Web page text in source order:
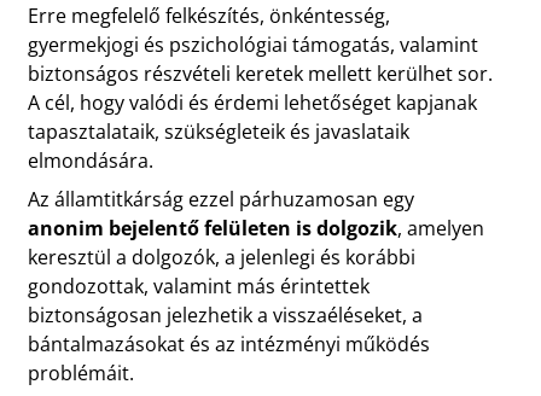
Erre megfelelő felkészítés, önkéntesség,
gyermekjogi és pszichológiai támogatás, valamint
biztonságos részvételi keretek mellett kerülhet sor.
A cél, hogy valódi és érdemi lehetőséget kapjanak
tapasztalataik, szükségleteik és javaslataik
elmondására.
Az államtitkárság ezzel párhuzamosan egy
anonim bejelentő felületen is dolgozik, amelyen
keresztül a dolgozók, a jelenlegi és korábbi
gondozottak, valamint más érintettek
biztonságosan jelezhetik a visszaéléseket, a
bántalmazásokat és az intézményi működés
problémáit.